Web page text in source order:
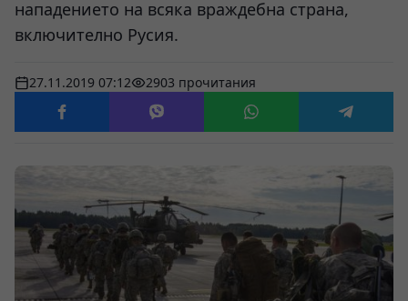
нападението на всяка враждебна страна,
включително Русия.
27.11.2019 07:12 2903 прочитания